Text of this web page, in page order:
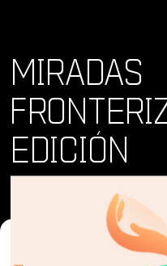
MIRADAS
EDICIÓN
Dónde y Cuándo